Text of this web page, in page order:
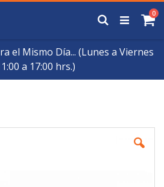
el Mismo Día... (Lunes a Viernes
a 17:00 hrs.)
0
Buscar